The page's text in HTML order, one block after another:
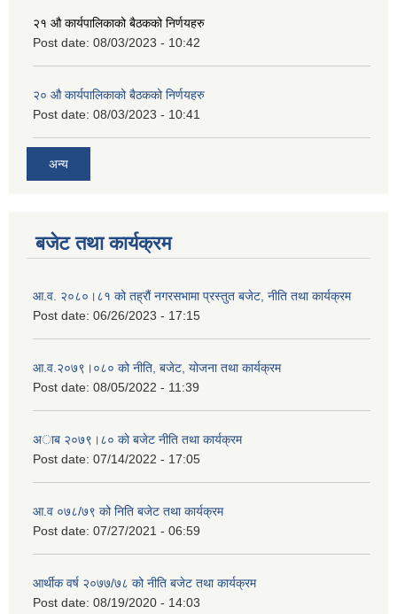
२‍१ औ कार्यपालिकाको बैठकको निर्णयहरु
Post date: 08/03/2023 - 10:42
२‍० औ कार्यपालिकाको बैठकको निर्णयहरु
Post date: 08/03/2023 - 10:41
अन्य
बजेट तथा कार्यक्रम
आ.व. २०८०।८१ को तह्रौं नगरसभामा प्रस्तुत बजेट, नीति तथा कार्यक्रम
Post date: 06/26/2023 - 17:15
आ.व.२०७९।०८० को नीति, बजेट, योजना तथा कार्यक्रम
Post date: 08/05/2022 - 11:39
अाब २०७९।८० काे बजेट नीति तथा कार्यक्रम
Post date: 07/14/2022 - 17:05
आ.व ०७८/७९ को निति बजेट तथा कार्यक्रम
Post date: 07/27/2021 - 06:59
आर्थीक वर्ष २०७७/७८ को नीति बजेट तथा कार्यक्रम
Post date: 08/19/2020 - 14:03